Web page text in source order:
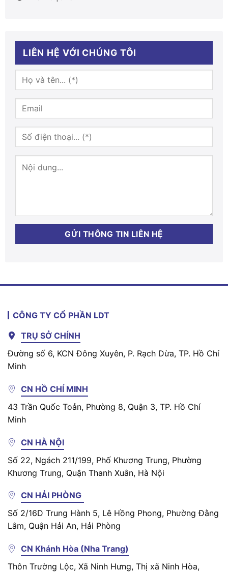
LIÊN HỆ VỚI CHÚNG TÔI
CÔNG TY CỔ PHẦN LDT
TRỤ SỞ CHÍNH
Đường số 6, KCN Đông Xuyên, P. Rạch Dừa, TP. Hồ Chí
Minh
CN HỒ CHÍ MINH
43 Trần Quốc Toản, Phường 8, Quận 3, TP. Hồ Chí
Minh
CN HÀ NỘI
Số 22, Ngách 211/199, Phố Khương Trung, Phường
Khương Trung, Quận Thanh Xuân, Hà Nội
CN HẢI PHÒNG
Số 2/16D Trung Hành 5, Lê Hồng Phong, Phường Đằng
Lâm, Quận Hải An, Hải Phòng
CN Khánh Hòa (Nha Trang)
Thôn Trường Lộc, Xã Ninh Hưng, Thị xã Ninh Hòa,